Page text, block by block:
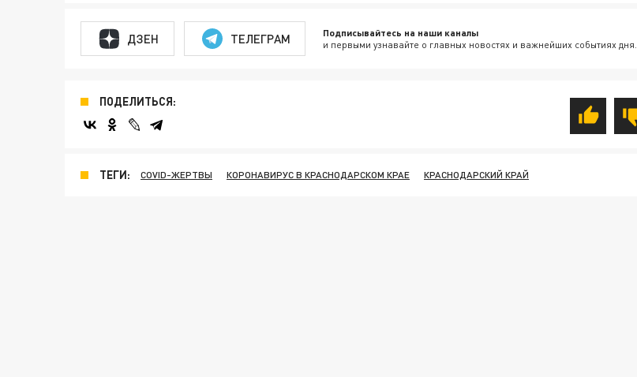
ДЗЕН ТЕЛЕГРАМ Подписывайтесь на наши каналы
и первыми узнавайте о главных новостях и важнейших событиях дня.
ПОДЕЛИТЬСЯ:
ТЕГИ: COVID-ЖЕРТВЫ КОРОНАВИРУС В КРАСНОДАРСКОМ КРАЕ КРАСНОДАРСКИЙ КРАЙ